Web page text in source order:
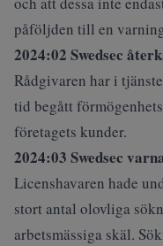
påföljden till en
2024:02 Swedsec
Rådgivaren har i
tid begått
företagets kunder.
2024:03 Swedsec
Licenshavaren hade
stort antal olovliga
arbetsmässiga skäl.